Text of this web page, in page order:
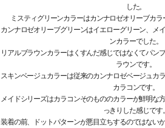
した。
ミスティグリーンカラーはカンナロゼオリーブカ
カンナロゼオリーブグリーンはイエローグリーン、メ
ンカラーでした。
リアルブラウンカラーはくすんだ感じではなくてパン
ラウンです。
スキンベージュカラーは従来のカンナロゼベージュカ
カラコンです。
メイドシリーズはカラコンそのもののカラーが鮮明な
っきりした感じです。
装着の前、ドットパターンが悪目立ちするのではない